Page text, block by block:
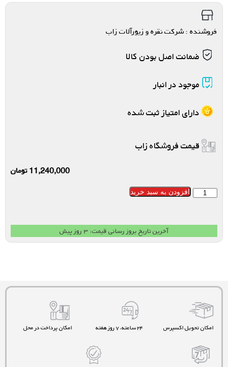
فروشنده : شرکت نقره و زیورآلات زاب
ضمانت اصل بودن کالا
موجود در انبار
دارای امتیاز ثبت شده
قیمت فروشگاه زاب
11,240,000تومان
افزودن به سبد خرید
آخرین تاریخ بروز رسانی قیمت: ۳ روز پیش
امکان تحویل اکسپرس ۲۴ ساعته، ۷ روز هفته امکان پرداخت در محل